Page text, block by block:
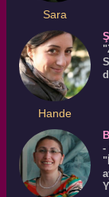
Sara
Hande
-